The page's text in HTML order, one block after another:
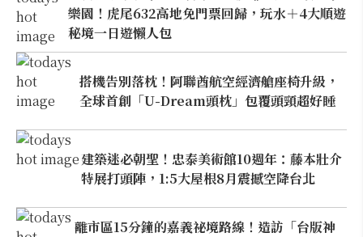
樂園！虎尾632高地免門票回歸，玩水＋4大順遊
秘境一日遊懶人包
搭機告別落枕！阿聯酋航空經濟艙座椅升級，
全球首創「U-Dream頭枕」包覆頭頸超好睡
建築迷必朝聖！忠泰美術館10週年：藤本壯介
特展打頭陣，1:5大屋根8月震撼空降台北
離市區15分鐘的嘉義祕境路線！造訪「台版神